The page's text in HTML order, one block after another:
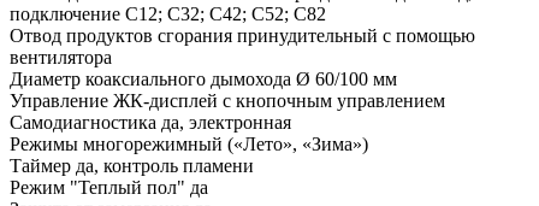
подключение C12; C32; C42; C52; C82
Отвод продуктов сгорания принудительный с помощью
вентилятора
Диаметр коаксиального дымохода Ø 60/100 мм
Управление ЖК-дисплей с кнопочным управлением
Самодиагностика да, электронная
Режимы многорежимный («Лето», «Зима»)
Таймер да, контроль пламени
Режим "Теплый пол" да